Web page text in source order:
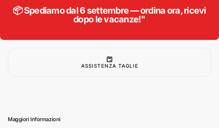
taglie
forti
notte
forti
notte
📦 Spediamo dal 6 settembre — ordina ora, ricevi
dopo le vacanze!"
ASSISTENZA TAGLIE
Maggiori Informazioni